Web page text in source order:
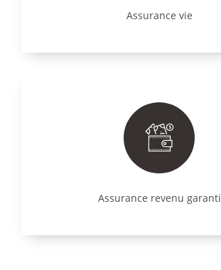
Assurance vie
Assurance revenu garanti